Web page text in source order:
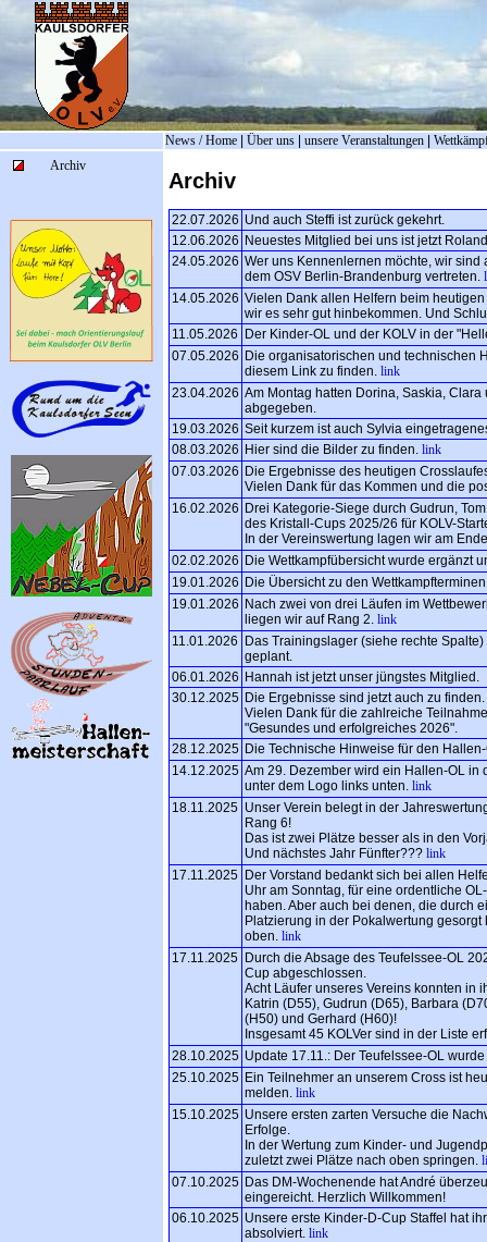
News / Home Über uns unsere Veranstaltungen
Archiv
Archiv
22.07.2026 Und auch Steffi ist zurück gekehrt.
12.06.2026 Neuestes Mitglied bei uns ist jetzt
24.05.2026 Wer uns Kennenlernen möchte, wir
dem OSV Berlin-Brandenburg vertreten.
14.05.2026 Vielen Dank allen Helfern beim
wir es sehr gut hinbekommen. Und
11.05.2026 Der Kinder-OL und der KOLV in der
07.05.2026 Die organisatorischen und technischen
diesem Link zu finden. link
23.04.2026 Am Montag hatten Dorina, Saskia,
abgegeben.
19.03.2026 Seit kurzem ist auch Sylvia
08.03.2026 Hier sind die Bilder zu finden. link
07.03.2026 Die Ergebnisse des heutigen
Vielen Dank für das Kommen und die
16.02.2026 Drei Kategorie-Siege durch Gudrun,
des Kristall-Cups 2025/26 für KOLV-
In der Vereinswertung lagen wir am
02.02.2026 Die Wettkampfübersicht wurde ergänzt
19.01.2026 Die Übersicht zu den
19.01.2026 Nach zwei von drei Läufen im
liegen wir auf Rang 2. link
11.01.2026 Das Trainingslager (siehe rechte
geplant.
06.01.2026 Hannah ist jetzt unser jüngstes Mitglied.
30.12.2025 Die Ergebnisse sind jetzt auch zu finden.
Vielen Dank für die zahlreiche
"Gesundes und erfolgreiches 2026".
28.12.2025 Die Technische Hinweise für den
14.12.2025 Am 29. Dezember wird ein Hallen-OL in
unter dem Logo links unten. link
18.11.2025 Unser Verein belegt in der
Rang 6!
Das ist zwei Plätze besser als in den
Und nächstes Jahr Fünfter??? link
17.11.2025 Der Vorstand bedankt sich bei allen
Uhr am Sonntag, für eine ordentliche
haben. Aber auch bei denen, die durch
Platzierung in der Pokalwertung
oben. link
17.11.2025 Durch die Absage des Teufelssee-OL
Cup abgeschlossen.
Acht Läufer unseres Vereins konnten in
Katrin (D55), Gudrun (D65), Barbara
(H50) und Gerhard (H60)!
Insgesamt 45 KOLVer sind in der Liste
28.10.2025 Update 17.11.: Der Teufelssee-OL
25.10.2025 Ein Teilnehmer an unserem Cross ist
melden. link
15.10.2025 Unsere ersten zarten Versuche die
Erfolge.
In der Wertung zum Kinder- und
zuletzt zwei Plätze nach oben springen.
07.10.2025 Das DM-Wochenende hat André
eingereicht. Herzlich Willkommen!
06.10.2025 Unsere erste Kinder-D-Cup Staffel hat
absolviert. link